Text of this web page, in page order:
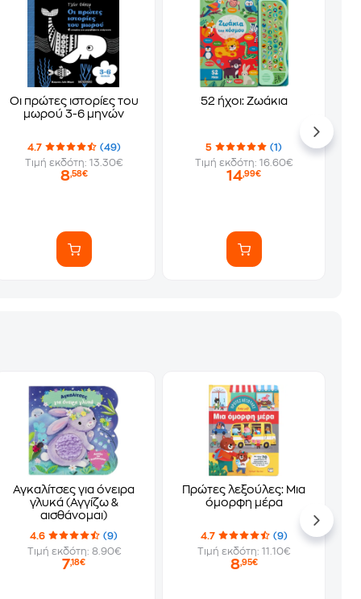
Οι πρώτες ιστορίες του
μωρού 3-6 μηνών
4.7
(49)
Τιμή εκδότη: 13.30€
8,58€
52 ήχοι: Ζωάκια
5
(1)
Τιμή εκδότη: 16.60€
14,99€
Αγκαλίτσες για όνειρα
γλυκά (Αγγίζω &
αισθάνομαι)
4.6
(9)
Τιμή εκδότη: 8.90€
7,18€
Πρώτες λεξούλες: Μια
όμορφη μέρα
4.7
(9)
Τιμή εκδότη: 11.10€
8,95€